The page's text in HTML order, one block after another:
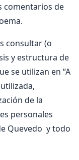
comentarios de
consultar (o
y estructura de
se utilizan en “A
de la
personales
Quevedo y todo